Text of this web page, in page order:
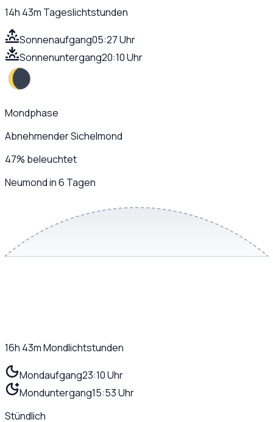
14h 43m Tageslichtstunden
Sonnenaufgang05:27 Uhr
Sonnenuntergang20:10 Uhr
Mondphase
Abnehmender Sichelmond
47% beleuchtet
Neumond in 6 Tagen
16h 43mMondlichtstunden
Mondaufgang23:10 Uhr
Monduntergang15:53 Uhr
Stündlich